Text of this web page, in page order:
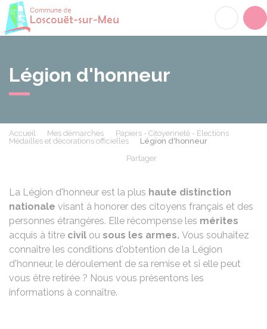
Légion d'honneur
Accueil Mes démarches
Papiers - Citoyenneté - Élections
Médailles et décorations officielles
Légion d'honneur
Partager
La Légion d'honneur est la plus haute distinction
nationale visant à honorer des citoyens français et des
personnes étrangères. Elle récompense les mérites
acquis à titre civil ou sous les armes. Vous souhaitez
connaître les conditions d'obtention de la Légion
d'honneur, le déroulement de sa remise et si elle peut
vous être retirée ? Nous vous présentons les
informations à connaître.